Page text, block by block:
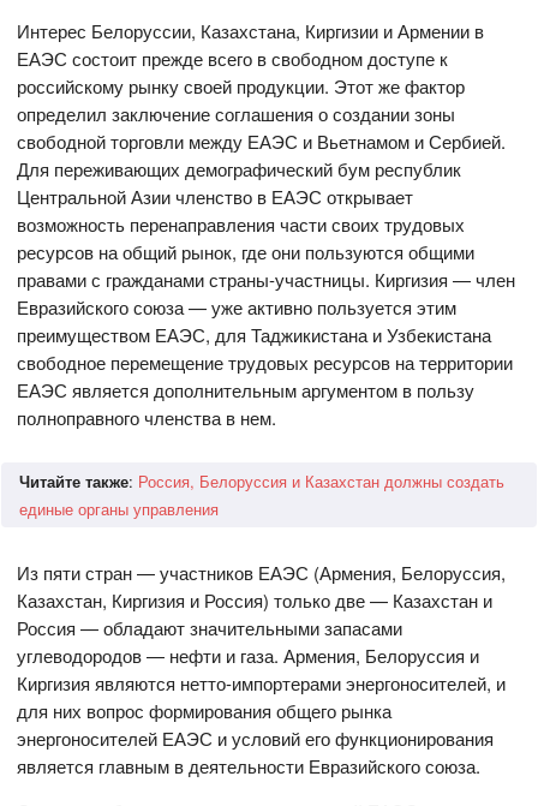
Интерес Белоруссии, Казахстана, Киргизии и Армении в
ЕАЭС состоит прежде всего в свободном доступе к
российскому рынку своей продукции. Этот же фактор
определил заключение соглашения о создании зоны
свободной торговли между ЕАЭС и Вьетнамом и Сербией.
Для переживающих демографический бум республик
Центральной Азии членство в ЕАЭС открывает
возможность перенаправления части своих трудовых
ресурсов на общий рынок, где они пользуются общими
правами с гражданами страны-участницы. Киргизия — член
Евразийского союза — уже активно пользуется этим
преимуществом ЕАЭС, для Таджикистана и Узбекистана
свободное перемещение трудовых ресурсов на территории
ЕАЭС является дополнительным аргументом в пользу
полноправного членства в нем.
Читайте также: Россия, Белоруссия и Казахстан должны создать
единые органы управления
Из пяти стран — участников ЕАЭС (Армения, Белоруссия,
Казахстан, Киргизия и Россия) только две — Казахстан и
Россия — обладают значительными запасами
углеводородов — нефти и газа. Армения, Белоруссия и
Киргизия являются нетто-импортерами энергоносителей, и
для них вопрос формирования общего рынка
энергоносителей ЕАЭС и условий его функционирования
является главным в деятельности Евразийского союза.